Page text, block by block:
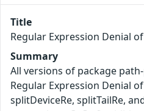
Title
Regular Expression Denial
Summary
All versions of package
Regular Expression Denial
splitDeviceRe, splitTailRe,